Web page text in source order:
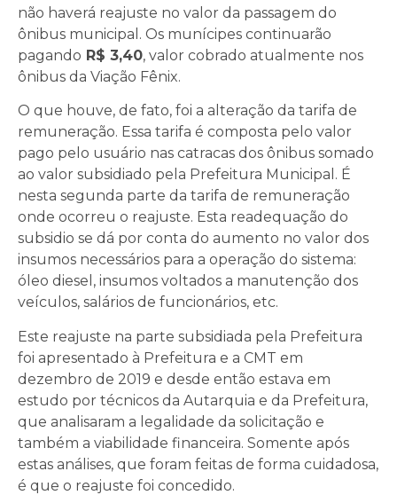
não haverá reajuste no valor da passagem do
ônibus municipal. Os munícipes continuarão
pagando R$ 3,40, valor cobrado atualmente nos
ônibus da Viação Fênix.
O que houve, de fato, foi a alteração da tarifa de
remuneração. Essa tarifa é composta pelo valor
pago pelo usuário nas catracas dos ônibus somado
ao valor subsidiado pela Prefeitura Municipal. É
nesta segunda parte da tarifa de remuneração
onde ocorreu o reajuste. Esta readequação do
subsidio se dá por conta do aumento no valor dos
insumos necessários para a operação do sistema:
óleo diesel, insumos voltados a manutenção dos
veículos, salários de funcionários, etc.
Este reajuste na parte subsidiada pela Prefeitura
foi apresentado à Prefeitura e a CMT em
dezembro de 2019 e desde então estava em
estudo por técnicos da Autarquia e da Prefeitura,
que analisaram a legalidade da solicitação e
também a viabilidade financeira. Somente após
estas análises, que foram feitas de forma cuidadosa,
é que o reajuste foi concedido.